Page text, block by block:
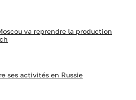
va reprendre la production
ses activités en Russie